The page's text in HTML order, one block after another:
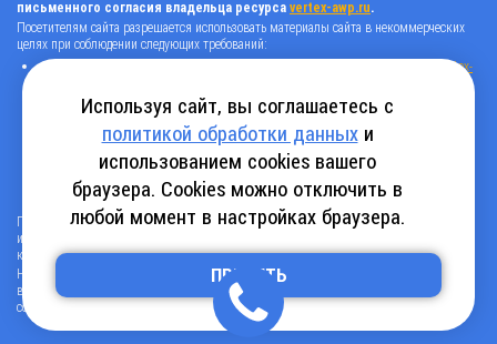
письменного согласия владельца ресурса vertex-awp.ru.
Посетителям сайта разрешается использовать материалы сайта в некоммерческих
целях при соблюдении следующих требований:
поставить прямую активную гиперссылку на оригинал в виде: «источник
vertex-
системами, т.е. запрещено применять «noindex», «nofollow» и любые другие
способы, нельзя использовать редирект в ссылках;
все ссылки, имеющиеся в тексте материала, должны оставаться в неизменном
виде и быть прямыми и активными;
в случае регулярного использования материалов сайтаvertex-awp.ru
активная ссылка на ресурс должна быть размещена на главной странице вашего
сайта (в любом видимом месте).
Посетителям сайта разрешается копировать/скачивать только следующую
информацию: бланки, анкеты, каталоги, промокоды на скидки, адреса офисов,
контактные телефоны и контактную информацию.
Нарушение вышеуказанных положений является нарушением авторских прав и
влечет наступление гражданской, административной и уголовной ответственности в
соответствии с действующим законодательством.
Используя сайт, вы соглашаетесь с
политикой обработки данныхи
использованием cookies вашего
браузера. Cookies можно отключить в
любой момент в настройках браузера.
ПРИНЯТЬ